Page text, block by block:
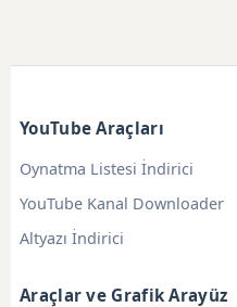
YouTube Araçları
Oynatma Listesi İndirici
YouTube Kanal Downloader
Altyazı İndirici
Araçlar ve Grafik Arayüz